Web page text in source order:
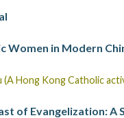
Women in Modern
(A Hong Kong Catholic
of Evangelization: